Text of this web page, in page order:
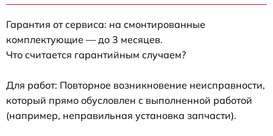
Гарантия от сервиса: на смонтированные
комплектующие — до 3 месяцев.
Что считается гарантийным случаем?
Для работ: Повторное возникновение неисправности,
который прямо обусловлен с выполненной работой
(например, неправильная установка запчасти).